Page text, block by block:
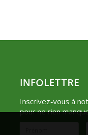
INFOLETTRE
Inscrivez-vous à
pour ne rien